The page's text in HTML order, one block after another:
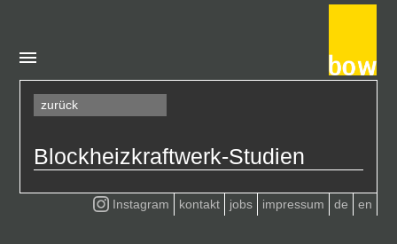
zurück
Blockheizkraftwerk-Studien
kontakt jobs impressum de en
Instagram